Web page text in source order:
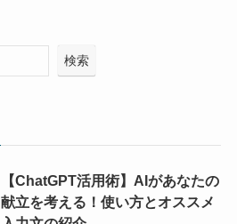
検索
【ChatGPT活用術】AIがあなたの
献立を考える！使い方とオススメ